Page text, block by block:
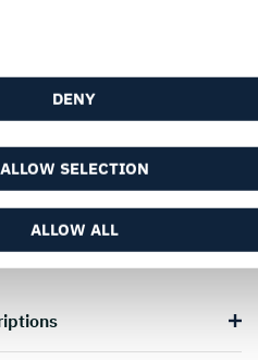
ALLOW ALL
ALLOW SELECTION
DENY
your local contact in our